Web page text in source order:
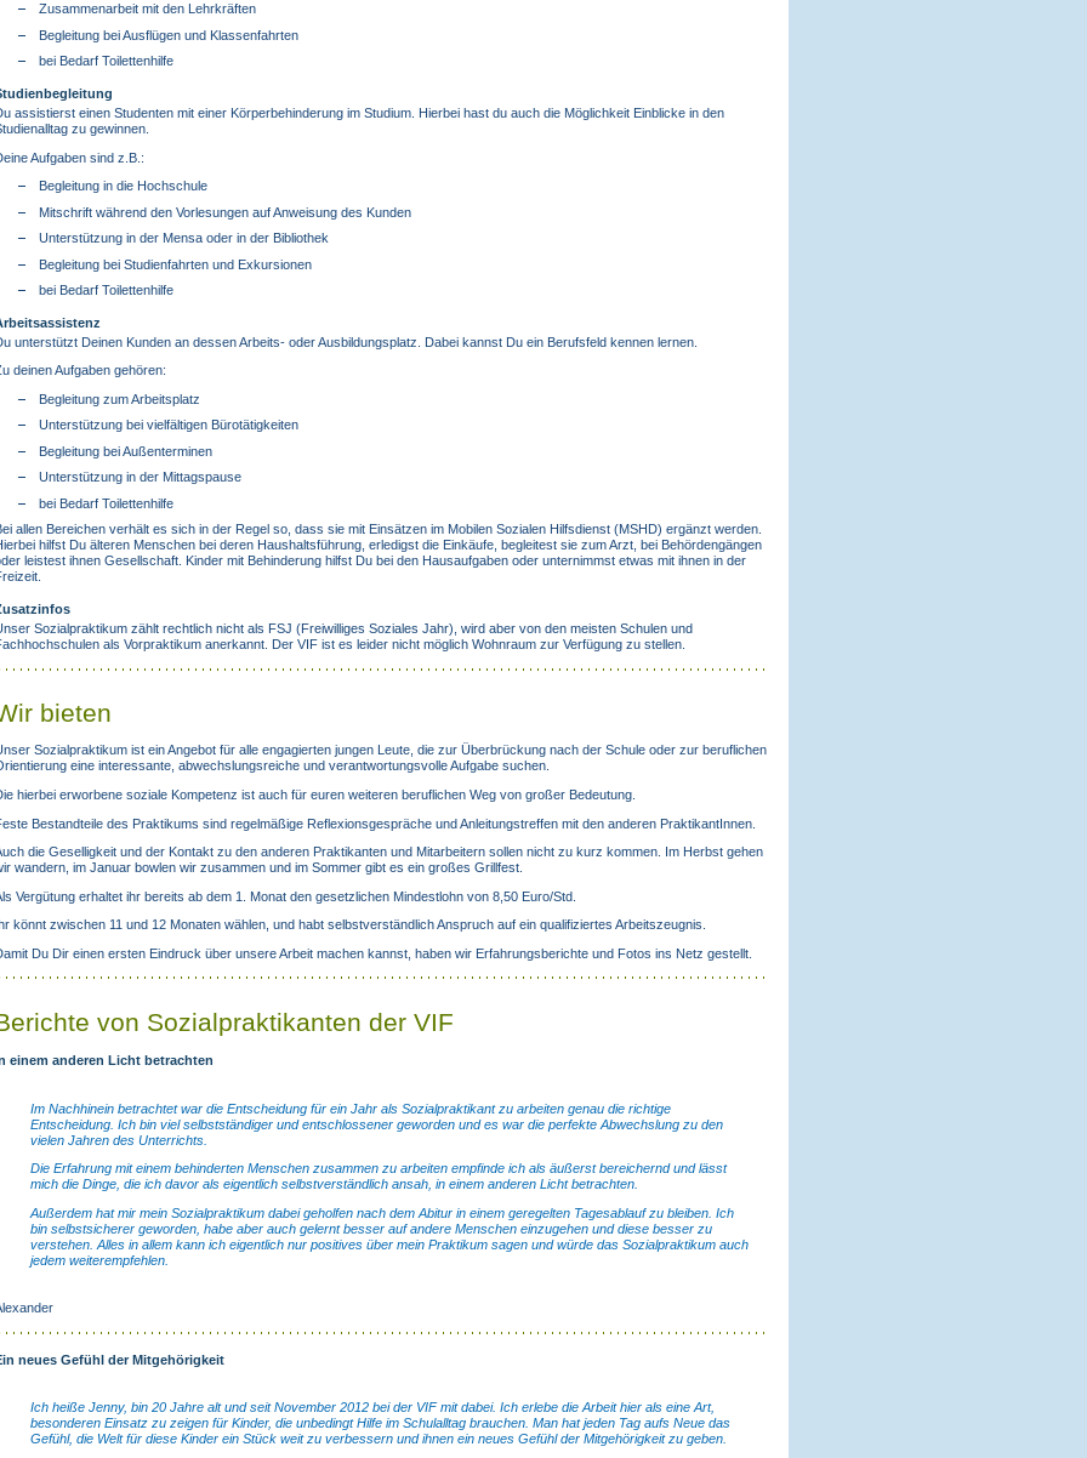
Zusammenarbeit mit den Lehrkräften
Begleitung bei Ausflügen und Klassenfahrten
bei Bedarf Toilettenhilfe
assistierst einen Studenten mit einer Körperbehinderung im Studium. Hierbei hast du auch die Möglichkeit Einblicke in den
zu gewinnen.
Aufgaben sind z.B.:
Begleitung in die Hochschule
Mitschrift während den Vorlesungen auf Anweisung des Kunden
Unterstützung in der Mensa oder in der Bibliothek
Begleitung bei Studienfahrten und Exkursionen
bei Bedarf Toilettenhilfe
unterstützt Deinen Kunden an dessen Arbeits- oder Ausbildungsplatz. Dabei kannst Du ein Berufsfeld kennen lernen.
deinen Aufgaben gehören:
Begleitung zum Arbeitsplatz
Unterstützung bei vielfältigen Bürotätigkeiten
Begleitung bei Außenterminen
Unterstützung in der Mittagspause
bei Bedarf Toilettenhilfe
allen Bereichen verhält es sich in der Regel so, dass sie mit Einsätzen im Mobilen Sozialen Hilfsdienst (MSHD) ergänzt werden.
hilfst Du älteren Menschen bei deren Haushaltsführung, erledigst die Einkäufe, begleitest sie zum Arzt, bei Behördengängen
leistest ihnen Gesellschaft. Kinder mit Behinderung hilfst Du bei den Hausaufgaben oder unternimmst etwas mit ihnen in der
Sozialpraktikum zählt rechtlich nicht als FSJ (Freiwilliges Soziales Jahr), wird aber von den meisten Schulen und
als Vorpraktikum anerkannt. Der VIF ist es leider nicht möglich Wohnraum zur Verfügung zu stellen.
bieten
Sozialpraktikum ist ein Angebot für alle engagierten jungen Leute, die zur Überbrückung nach der Schule oder zur beruflichen
eine interessante, abwechslungsreiche und verantwortungsvolle Aufgabe suchen.
hierbei erworbene soziale Kompetenz ist auch für euren weiteren beruflichen Weg von großer Bedeutung.
Bestandteile des Praktikums sind regelmäßige Reflexionsgespräche und Anleitungstreffen mit den anderen PraktikantInnen.
die Geselligkeit und der Kontakt zu den anderen Praktikanten und Mitarbeitern sollen nicht zu kurz kommen. Im Herbst gehen
wandern, im Januar bowlen wir zusammen und im Sommer gibt es ein großes Grillfest.
Vergütung erhaltet ihr bereits ab dem 1. Monat den gesetzlichen Mindestlohn von 8,50 Euro/Std.
Ihr könnt zwischen 11 und 12 Monaten wählen, und habt selbstverständlich Anspruch auf ein qualifiziertes Arbeitszeugnis.
Du Dir einen ersten Eindruck über unsere Arbeit machen kannst, haben wir Erfahrungsberichte und Fotos ins Netz gestellt.
von Sozialpraktikanten der VIF
einem anderen Licht betrachten
Im Nachhinein betrachtet war die Entscheidung für ein Jahr als Sozialpraktikant zu arbeiten genau die richtige
Entscheidung. Ich bin viel selbstständiger und entschlossener geworden und es war die perfekte Abwechslung zu den
vielen Jahren des Unterrichts.
Die Erfahrung mit einem behinderten Menschen zusammen zu arbeiten empfinde ich als äußerst bereichernd und lässt
mich die Dinge, die ich davor als eigentlich selbstverständlich ansah, in einem anderen Licht betrachten.
Außerdem hat mir mein Sozialpraktikum dabei geholfen nach dem Abitur in einem geregelten Tagesablauf zu bleiben. Ich
bin selbstsicherer geworden, habe aber auch gelernt besser auf andere Menschen einzugehen und diese besser zu
verstehen. Alles in allem kann ich eigentlich nur positives über mein Praktikum sagen und würde das Sozialpraktikum auch
jedem weiterempfehlen.
neues Gefühl der Mitgehörigkeit
Ich heiße Jenny, bin 20 Jahre alt und seit November 2012 bei der VIF mit dabei. Ich erlebe die Arbeit hier als eine Art,
besonderen Einsatz zu zeigen für Kinder, die unbedingt Hilfe im Schulalltag brauchen. Man hat jeden Tag aufs Neue das
Gefühl, die Welt für diese Kinder ein Stück weit zu verbessern und ihnen ein neues Gefühl der Mitgehörigkeit zu geben.